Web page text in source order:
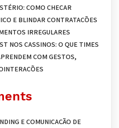
COMO CHECAR
E BLINDAR CONTRATAÇÕES
IRREGULARES
NOS CASSINOS: O QUE TIMES
COM GESTOS,
E COMUNICAÇÃO DE